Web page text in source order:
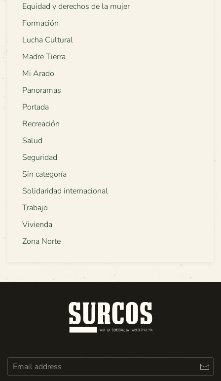
Equidad y derechos de la mujer
Formación
Lucha Cultural
Madre Tierra
Mi Arado
Panoramas
Portada
Recreación
Salud
Seguridad
Sin categoría
Solidaridad internacional
Trabajo
Vivienda
Zona Norte